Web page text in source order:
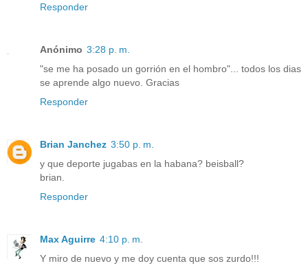
Responder
Anónimo 3:28 p. m.
"se me ha posado un gorrión en el hombro"... todos los dias
se aprende algo nuevo. Gracias
Responder
Brian Janchez 3:50 p. m.
y que deporte jugabas en la habana? beisball?
brian.
Responder
Max Aguirre 4:10 p. m.
Y miro de nuevo y me doy cuenta que sos zurdo!!!